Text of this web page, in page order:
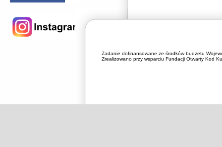
Zadanie dofinansowane ze środków budżetu
Zrealizowano przy wsparciu Fundacji Otwarty Kod